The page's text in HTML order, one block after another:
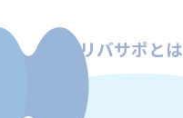
リバサポとは